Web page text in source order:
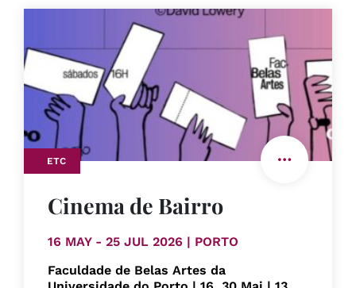
ETC
Cinema de Bairro
16 MAY - 25 JUL 2026 | PORTO
Faculdade de Belas Artes da